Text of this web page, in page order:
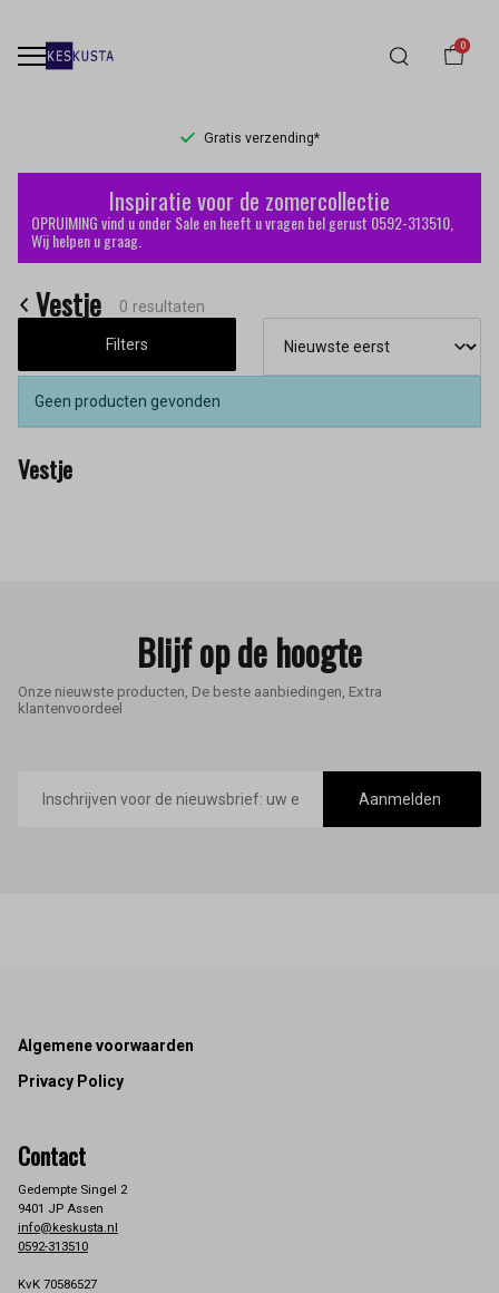
0
Gratis verzending*
Vestje
Keskusta
Inspiratie voor de zomercollectie
OPRUIMING vind u onder Sale en heeft u vragen bel gerust 0592-313510,
Wij helpen u graag.
Vestje 0 resultaten
Filters
Geen producten gevonden
Vestje
Blijf op de hoogte
Onze nieuwste producten, De beste aanbiedingen, Extra
klantenvoordeel
mailadres
Aanmelden
Footer
Algemene voorwaarden
Privacy Policy
Contact
Gedempte Singel 2
9401 JP Assen
info@keskusta.nl
0592-313510
KvK 70586527